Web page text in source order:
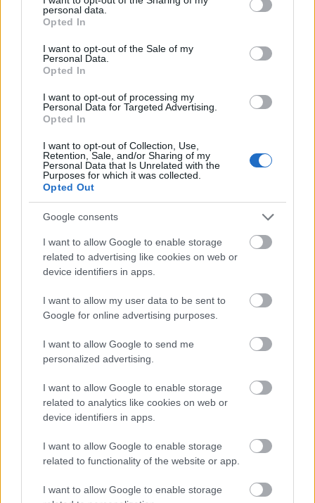
grant or deny consent to Google and its third-party tags to
use your data for below specified purposes in below Google
consent section.
personal data.
Opted In
I want to opt-out of the Sale of my
Personal Data.
Opted In
I want to opt-out of processing my
Personal Data for Targeted Advertising.
Opted In
I want to opt-out of Collection, Use,
Retention, Sale, and/or Sharing of my
Personal Data that Is Unrelated with the
Purposes for which it was collected.
Opted Out
Google consents
I want to allow Google to enable storage
related to advertising like cookies on web or
device identifiers in apps.
I want to allow my user data to be sent to
Google for online advertising purposes.
I want to allow Google to send me
personalized advertising.
I want to allow Google to enable storage
related to analytics like cookies on web or
device identifiers in apps.
I want to allow Google to enable storage
related to functionality of the website or app.
I want to allow Google to enable storage
Communications-t (NFC)” – mondta Beck
Ez a megoldás valódi mobilfizetést tesz
adatátvitellel pár centiméteres hatósugáron
belül. Ehhez – csakúgy mint a tavaly szűk
egy terminálra, illetve egy NFC chippel
ellátott mobiltelefonra van szükség. Ez
esetben is egyetlen érintéssel tud fizetni a
látogató ezúttal a mobiltelefonja
segítségével.
Forrás:Világgazdaság
Zene Sziget Pénzügyek
ELSTARTOLT A MŰVÉSZETEK VÖLGYE